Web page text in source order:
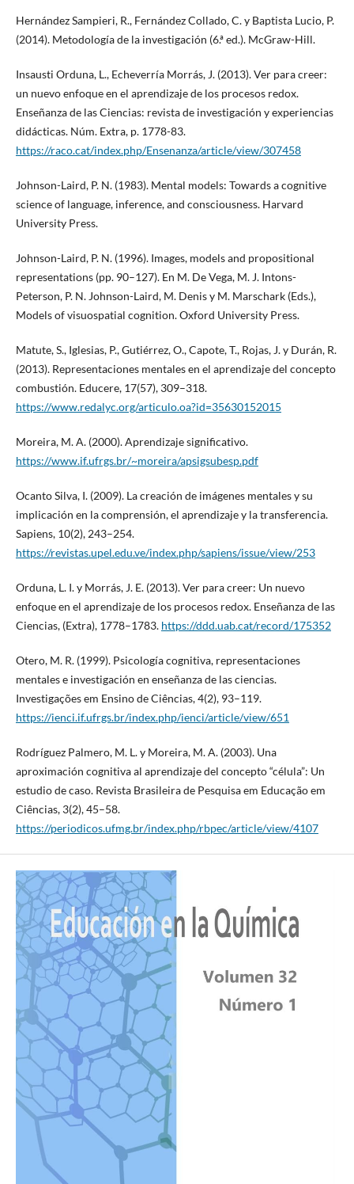
Hernández Sampieri, R., Fernández Collado, C. y Baptista Lucio, P.
(2014). Metodología de la investigación (6.ª ed.). McGraw-Hill.
Insausti Orduna, L., Echeverría Morrás, J. (2013). Ver para creer:
un nuevo enfoque en el aprendizaje de los procesos redox.
Enseñanza de las Ciencias: revista de investigación y experiencias
didácticas. Núm. Extra, p. 1778-83.
https://raco.cat/index.php/Ensenanza/article/view/307458
Johnson-Laird, P. N. (1983). Mental models: Towards a cognitive
science of language, inference, and consciousness. Harvard
University Press.
Johnson-Laird, P. N. (1996). Images, models and propositional
representations (pp. 90–127). En M. De Vega, M. J. Intons-
Peterson, P. N. Johnson-Laird, M. Denis y M. Marschark (Eds.),
Models of visuospatial cognition. Oxford University Press.
Matute, S., Iglesias, P., Gutiérrez, O., Capote, T., Rojas, J. y Durán, R.
(2013). Representaciones mentales en el aprendizaje del concepto
combustión. Educere, 17(57), 309–318.
https://www.redalyc.org/articulo.oa?id=35630152015
Moreira, M. A. (2000). Aprendizaje significativo.
https://www.if.ufrgs.br/~moreira/apsigsubesp.pdf
Ocanto Silva, I. (2009). La creación de imágenes mentales y su
implicación en la comprensión, el aprendizaje y la transferencia.
Sapiens, 10(2), 243–254.
https://revistas.upel.edu.ve/index.php/sapiens/issue/view/253
Orduna, L. I. y Morrás, J. E. (2013). Ver para creer: Un nuevo
enfoque en el aprendizaje de los procesos redox. Enseñanza de las
Ciencias, (Extra), 1778–1783. https://ddd.uab.cat/record/175352
Otero, M. R. (1999). Psicología cognitiva, representaciones
mentales e investigación en enseñanza de las ciencias.
Investigações em Ensino de Ciências, 4(2), 93–119.
https://ienci.if.ufrgs.br/index.php/ienci/article/view/651
Rodríguez Palmero, M. L. y Moreira, M. A. (2003). Una
aproximación cognitiva al aprendizaje del concepto “célula”: Un
estudio de caso. Revista Brasileira de Pesquisa em Educação em
Ciências, 3(2), 45–58.
https://periodicos.ufmg.br/index.php/rbpec/article/view/4107